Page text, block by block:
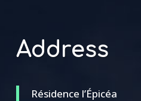
Address
Résidence l’Épicéa